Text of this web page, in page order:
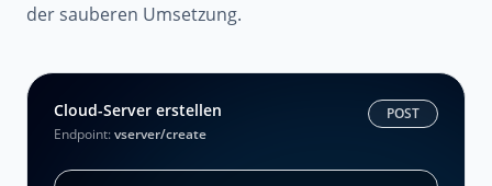
der sauberen Umsetzung.
Cloud-Server erstellen
Endpoint:vserver/create
POST